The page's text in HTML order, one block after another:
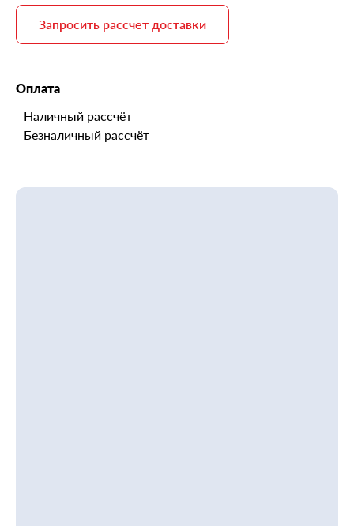
Запросить рассчет доставки
Оплата
Наличный рассчёт
Безналичный рассчёт